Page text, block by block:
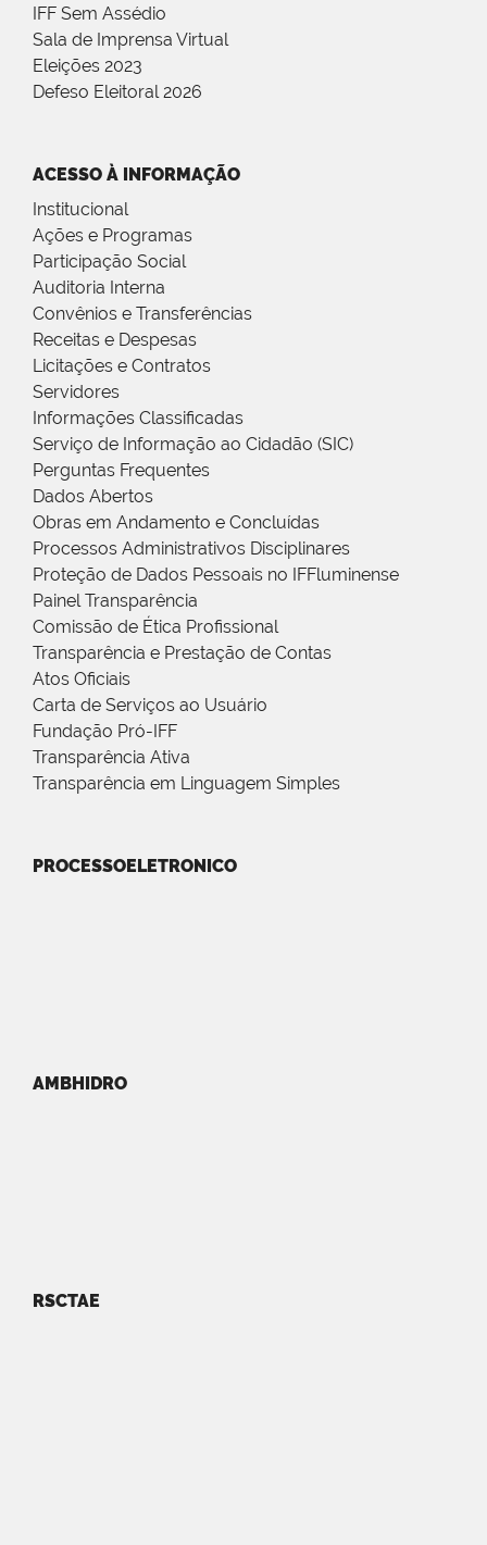
IFF Sem Assédio
Sala de Imprensa Virtual
Eleições 2023
Defeso Eleitoral 2026
ACESSO À INFORMAÇÃO
Institucional
Ações e Programas
Participação Social
Auditoria Interna
Convênios e Transferências
Receitas e Despesas
Licitações e Contratos
Servidores
Informações Classificadas
Serviço de Informação ao Cidadão (SIC)
Perguntas Frequentes
Dados Abertos
Obras em Andamento e Concluídas
Processos Administrativos Disciplinares
Proteção de Dados Pessoais no IFFluminense
Painel Transparência
Comissão de Ética Profissional
Transparência e Prestação de Contas
Atos Oficiais
Carta de Serviços ao Usuário
Fundação Pró-IFF
Transparência Ativa
Transparência em Linguagem Simples
PROCESSOELETRONICO
AMBHIDRO
RSCTAE